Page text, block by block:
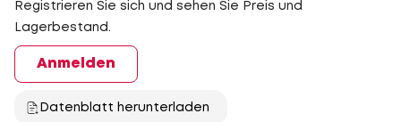
Registrieren Sie sich und sehen Sie Preis und
Lagerbestand.
Anmelden
Datenblatt herunterladen